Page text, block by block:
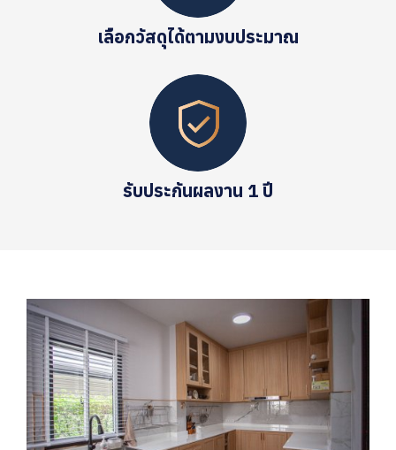
เลือกวัสดุได้ตามงบประมาณ
รับประกันผลงาน 1 ปี